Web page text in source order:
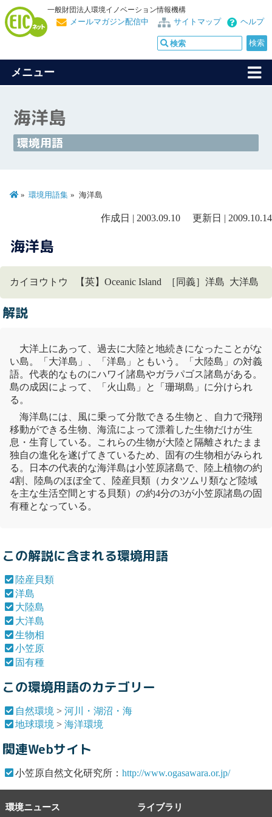
一般財団法人環境イノベーション情報機構
ヘルプ
サイトマップ
メールマガジン配信中
メニュー
海洋島
環境用語
環境用語集 海洋島
作成日 | 2003.09.10 更新日 | 2009.10.14
海洋島
カイヨウトウ 【英】Oceanic Island ［同義］洋島 大洋島
解説
大洋上にあって、過去に大陸と地続きになったことがな
い島。「大洋島 」、「 洋島 」ともいう。「 大陸島 」の対義
語。代表的なものにハワイ諸島やガラパゴス諸島がある。
島の成因によって、「火山島」と「珊瑚島」に分けられ
る。
海洋島には、風に乗って分散できる生物と、自力で飛翔
移動ができる生物、海流によって漂着した生物だけが生
息・生育している。これらの生物が大陸と隔離されたまま
独自の進化を遂げてきているため、固有の生物相がみられ
る。日本の代表的な海洋島は小笠原諸島で、陸上植物の約
4割、陸鳥のほぼ全て、
陸産貝類 （カタツムリ類など陸域
を主な生活空間とする貝類）の約4分の3が小笠原諸島の固
有種となっている。
この解説に含まれる環境用語
陸産貝類
洋島
大陸島
大洋島
生物相
小笠原
固有種
この環境用語のカテゴリー
自然環境 >河川・湖沼・海
地球環境 >海洋環境
関連Webサイト
小笠原自然文化研究所：http://www.ogasawara.or.jp/
環境ニュース ライブラリ